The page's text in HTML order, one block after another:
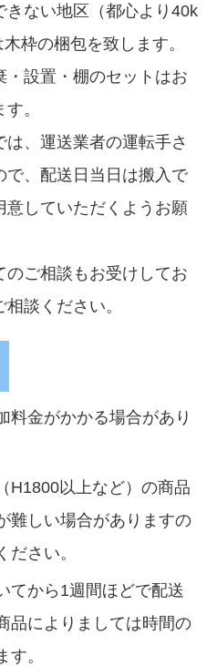
きない地区（都心より40k
枠の梱包を致します。
・設置・棚のセットはお
。
、運送業者の運転手さ
で、配送日当日は搬入で
意していただくようお願
のご相談もお受けしてお
談ください。
料金がかかる場合があり
H1800以上など）の商品
難しい場合がありますの
ださい。
てから1週間ほどで配送
品によりましては時間の
。